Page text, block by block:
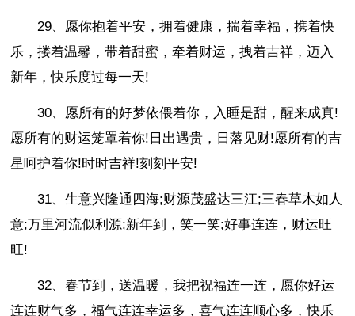
29、愿你抱着平安，拥着健康，揣着幸福，携着快
乐，搂着温馨，带着甜蜜，牵着财运，拽着吉祥，迈入
新年，快乐度过每一天!
30、愿所有的好梦依偎着你，入睡是甜，醒来成真!
愿所有的财运笼罩着你!日出遇贵，日落见财!愿所有的吉
星呵护着你!时时吉祥!刻刻平安!
31、生意兴隆通四海;财源茂盛达三江;三春草木如人
意;万里河流似利源;新年到，笑一笑;好事连连，财运旺
旺!
32、春节到，送温暖，我把祝福连一连，愿你好运
连连财气多，福气连连幸运多，喜气连连顺心多，快乐